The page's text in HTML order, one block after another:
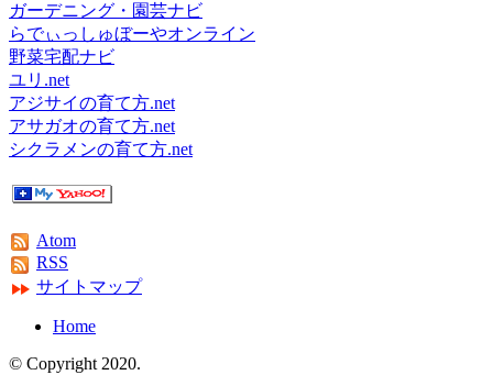
ガーデニング・園芸ナビ
らでぃっしゅぼーやオンライン
野菜宅配ナビ
ユリ.net
アジサイの育て方.net
アサガオの育て方.net
シクラメンの育て方.net
Atom
RSS
サイトマップ
Home
© Copyright 2020.